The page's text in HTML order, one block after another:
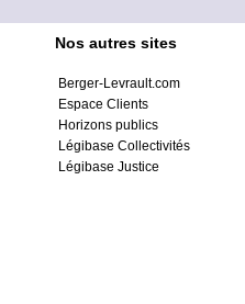
Nos autres sites
Berger-Levrault.com
Espace Clients
Horizons publics
Légibase Collectivités
Légibase Justice